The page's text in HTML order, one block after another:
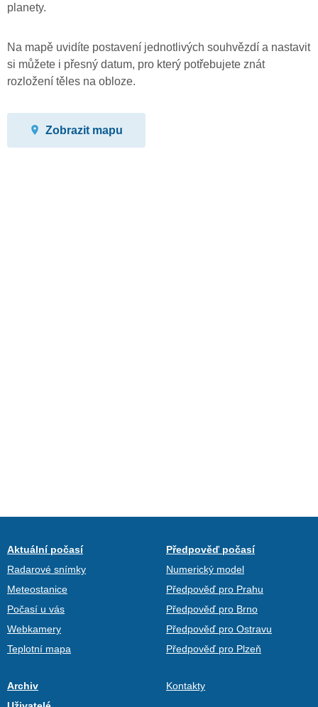
planety.
Na mapě uvidíte postavení jednotlivých souhvězdí a nastavit
si můžete i přesný datum, pro který potřebujete znát
rozložení těles na obloze.
Zobrazit mapu
Aktuální počasí
Radarové snímky
Meteostanice
Počasí u vás
Webkamery
Teplotní mapa
Předpověď počasí
Numerický model
Předpověď pro Prahu
Předpověď pro Brno
Předpověď pro Ostravu
Předpověď pro Plzeň
Archiv
Kontakty